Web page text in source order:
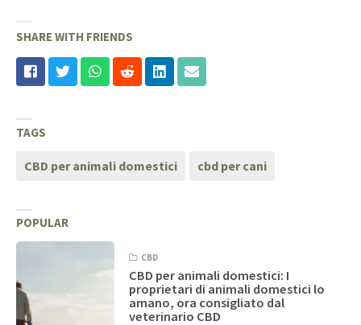
SHARE WITH FRIENDS
TAGS
CBD per animali domestici cbd per cani
POPULAR
CBD
CBD per animali domestici: I
proprietari di animali domestici lo
amano, ora consigliato dal
veterinario CBD